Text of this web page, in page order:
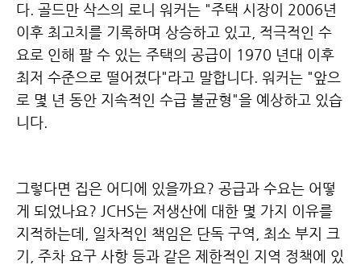
다. 골드만 삭스의 로니 워커는 "주택 시장이 2006년
이후 최고치를 기록하며 상승하고 있고, 적극적인 수
요로 인해 팔 수 있는 주택의 공급이 1970 년대 이후
최저 수준으로 떨어졌다"라고 말합니다. 워커는 "앞으
로 몇 년 동안 지속적인 수급 불균형"을 예상하고 있습
니다.
그렇다면 집은 어디에 있을까요? 공급과 수요는 어떻
게 되었나요? JCHS는 저생산에 대한 몇 가지 이유를
지적하는데, 일차적인 책임은 단독 구역, 최소 부지 크
기, 주차 요구 사항 등과 같은 제한적인 지역 정책에 있